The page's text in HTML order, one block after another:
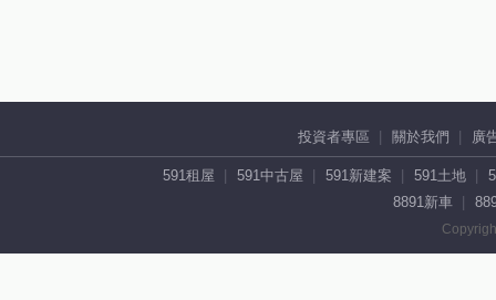
投資者專區 關於我們 廣
591租屋 591中古屋 591新建案 591土地
8891新車